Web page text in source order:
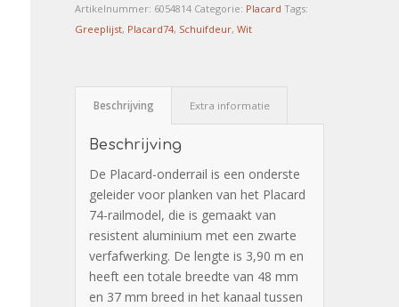
Artikelnummer: 6054814 Categorie: Placard Tags:
Greeplijst, Placard74, Schuifdeur, Wit
Beschrijving Extra informatie
Beschrijving
De Placard-onderrail is een onderste
geleider voor planken van het Placard
74-railmodel, die is gemaakt van
resistent aluminium met een zwarte
verfafwerking. De lengte is 3,90 m en
heeft een totale breedte van 48 mm
en 37 mm breed in het kanaal tussen